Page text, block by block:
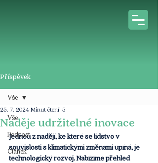
Příspěvek
Vše
Podcast
Článek
Vše
Naděje udržitelné inovace
25. 7. 2024 Minut čtení: 5
Jednou z nadějí, ke které se lidstvo v
souvislosti s klimatickými změnami upíná, je
technologický rozvoj. Nabízíme přehled